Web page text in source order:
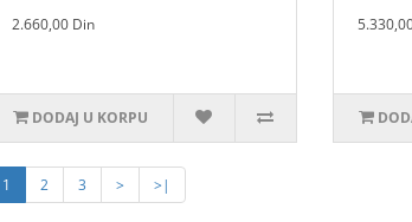
2.660,00 Din
DODAJ U KORPU
1 2 3 > >|